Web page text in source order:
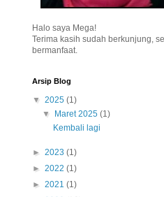
Halo saya Mega!
Terima kasih sudah berkunjung,
bermanfaat.
Arsip Blog
▼ 2025 (1)
▼
Maret 2025(1)
Kembali lagi
► 2023 (1)
► 2022 (1)
► 2021 (1)